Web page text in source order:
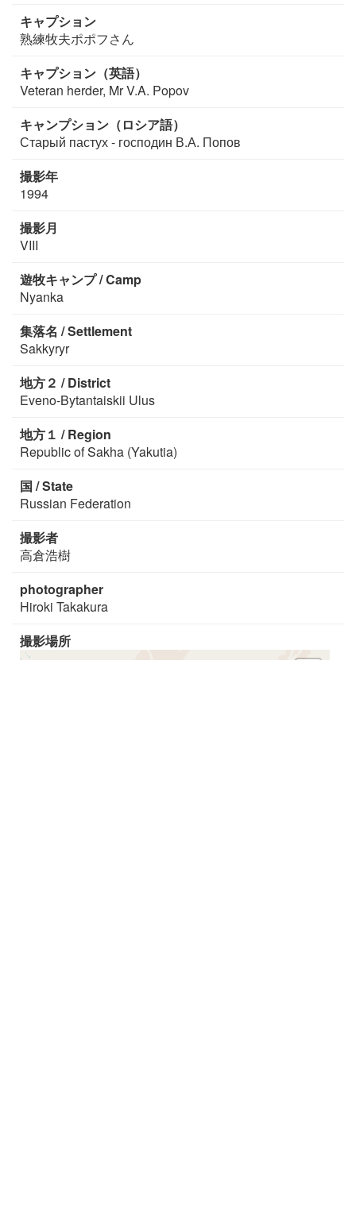
キャプション
熟練牧夫ポポフさん
キャプション（英語）
Veteran herder, Mr V.A. Popov
キャンプション（ロシア語）
Старый пастух - господин В.А. Попов
撮影年
1994
撮影月
VIII
遊牧キャンプ / Camp
Nyanka
集落名 / Settlement
Sakkyryr
地方２ / District
Eveno-Bytantaiskii Ulus
地方１ / Region
Republic of Sakha (Yakutia)
国 / State
Russian Federation
撮影者
高倉浩樹
photographer
Hiroki Takakura
撮影場所